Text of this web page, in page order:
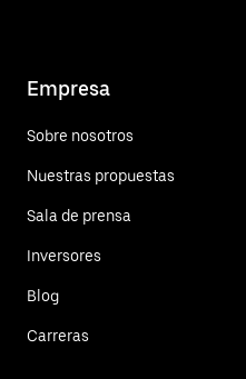
Empresa
Sobre nosotros
Nuestras propuestas
Sala de prensa
Inversores
Blog
Carreras